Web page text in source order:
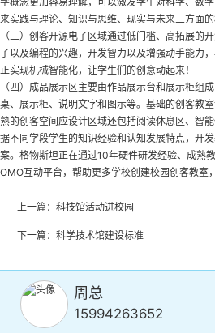
来实践与理论、知识与思维、现实与未来三方面的
（三）创客开源电子区域通过低门槛、高拓展的
子以及编程的兴趣，开发智力以及增强动手能力
正实现机械智能化，让学生们的创意动起来！
（四）成品展示区主要由作品展示台和展示柜组
桌、展示柜、说明文字和图示等。基础的创客教
熟的创客空间应设计区域还包括阅读休息区、智
据不同学段学生的知识经验和认知发展特点，开
案。格物斯坦正在通过10年硬件研发经验、成熟
OMO互动平台，帮助更多学校创建校园创客教室
上一篇： 科技馆活动进校园
下一篇： 科学技术馆建设标准
周总
15994263652